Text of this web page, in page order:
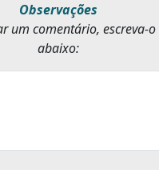
Observações
um comentário, escreva-
abaixo: